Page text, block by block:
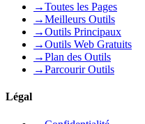
→Toutes les Pages
→Meilleurs Outils
→Outils Principaux
→Outils Web Gratuits
→Plan des Outils
→Parcourir Outils
Légal